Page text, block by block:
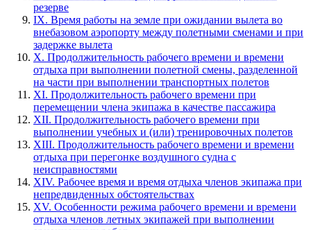
резерве
IX. Время работы на земле при ожидании вылета во
внебазовом аэропорту между полетными сменами и при
задержке вылета
X. Продолжительность рабочего времени и времени
отдыха при выполнении полетной смены, разделенной
на части при выполнении транспортных полетов
XI. Продолжительность рабочего времени при
перемещении члена экипажа в качестве пассажира
XII. Продолжительность рабочего времени при
выполнении учебных и (или) тренировочных полетов
XIII. Продолжительность рабочего времени и времени
отдыха при перегонке воздушного судна с
неисправностями
XIV. Рабочее время и время отдыха членов экипажа при
непредвиденных обстоятельствах
XV. Особенности режима рабочего времени и времени
отдыха членов летных экипажей при выполнении